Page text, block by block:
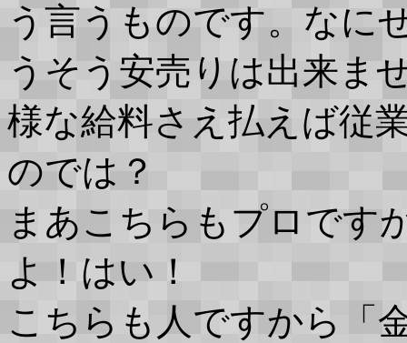
う言うものです。なに
うそう安売りは出来ま
様な給料さえ払えば従
のでは？
まあこちらもプロです
よ！はい！
こちらも人ですから「